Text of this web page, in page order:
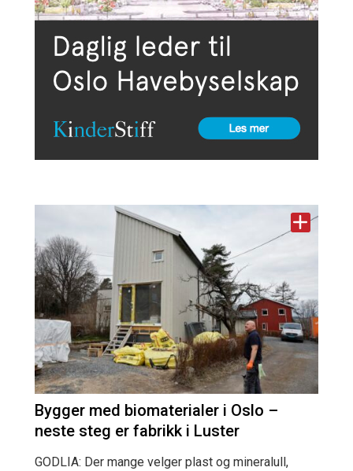
Bygger med biomaterialer i Oslo –
neste steg er fabrikk i Luster
GODLIA: Der mange velger plast og mineralull,